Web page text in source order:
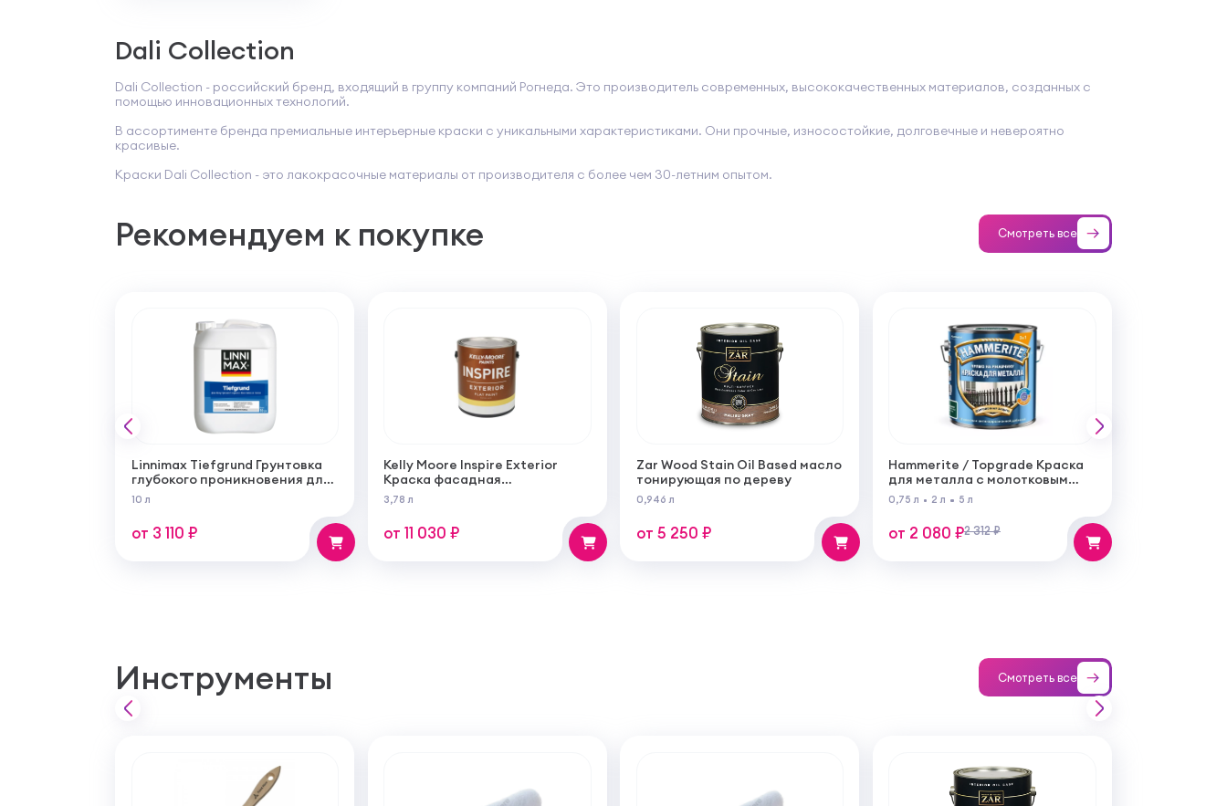
Dali Collection
Dali Collection - российский бренд, входящий в группу компаний Рогнеда. Это производитель современных, высококачественных материалов, созданных с
помощью инновационных технологий.
В ассортименте бренда премиальные интерьерные краски с уникальными характеристиками. Они прочные, износостойкие, долговечные и невероятно
красивые.
Краски Dali Collection - это лакокрасочные материалы от производителя с более чем 30-летним опытом.
Рекомендуем к покупке Смотреть все
Linnimax Tiefgrund Грунтовка
глубокого проникновения для
внутренних и наружных работ
10 л
от 3 110 ₽
Kelly Moore Inspire Exterior
Краска фасадная
самогрунтующаяся
суперукрывистая ультра
матовая
3,78 л
от 11 030 ₽
Zar Wood Stain Oil Based масло
тонирующая по дереву
0,946 л
от 5 250 ₽
Hammerite / Topgrade Краска
для металла с молотковым
эффектом
0,75 л 2 л 5 л
от 2 080 ₽2 312 ₽
Инструменты Смотреть все